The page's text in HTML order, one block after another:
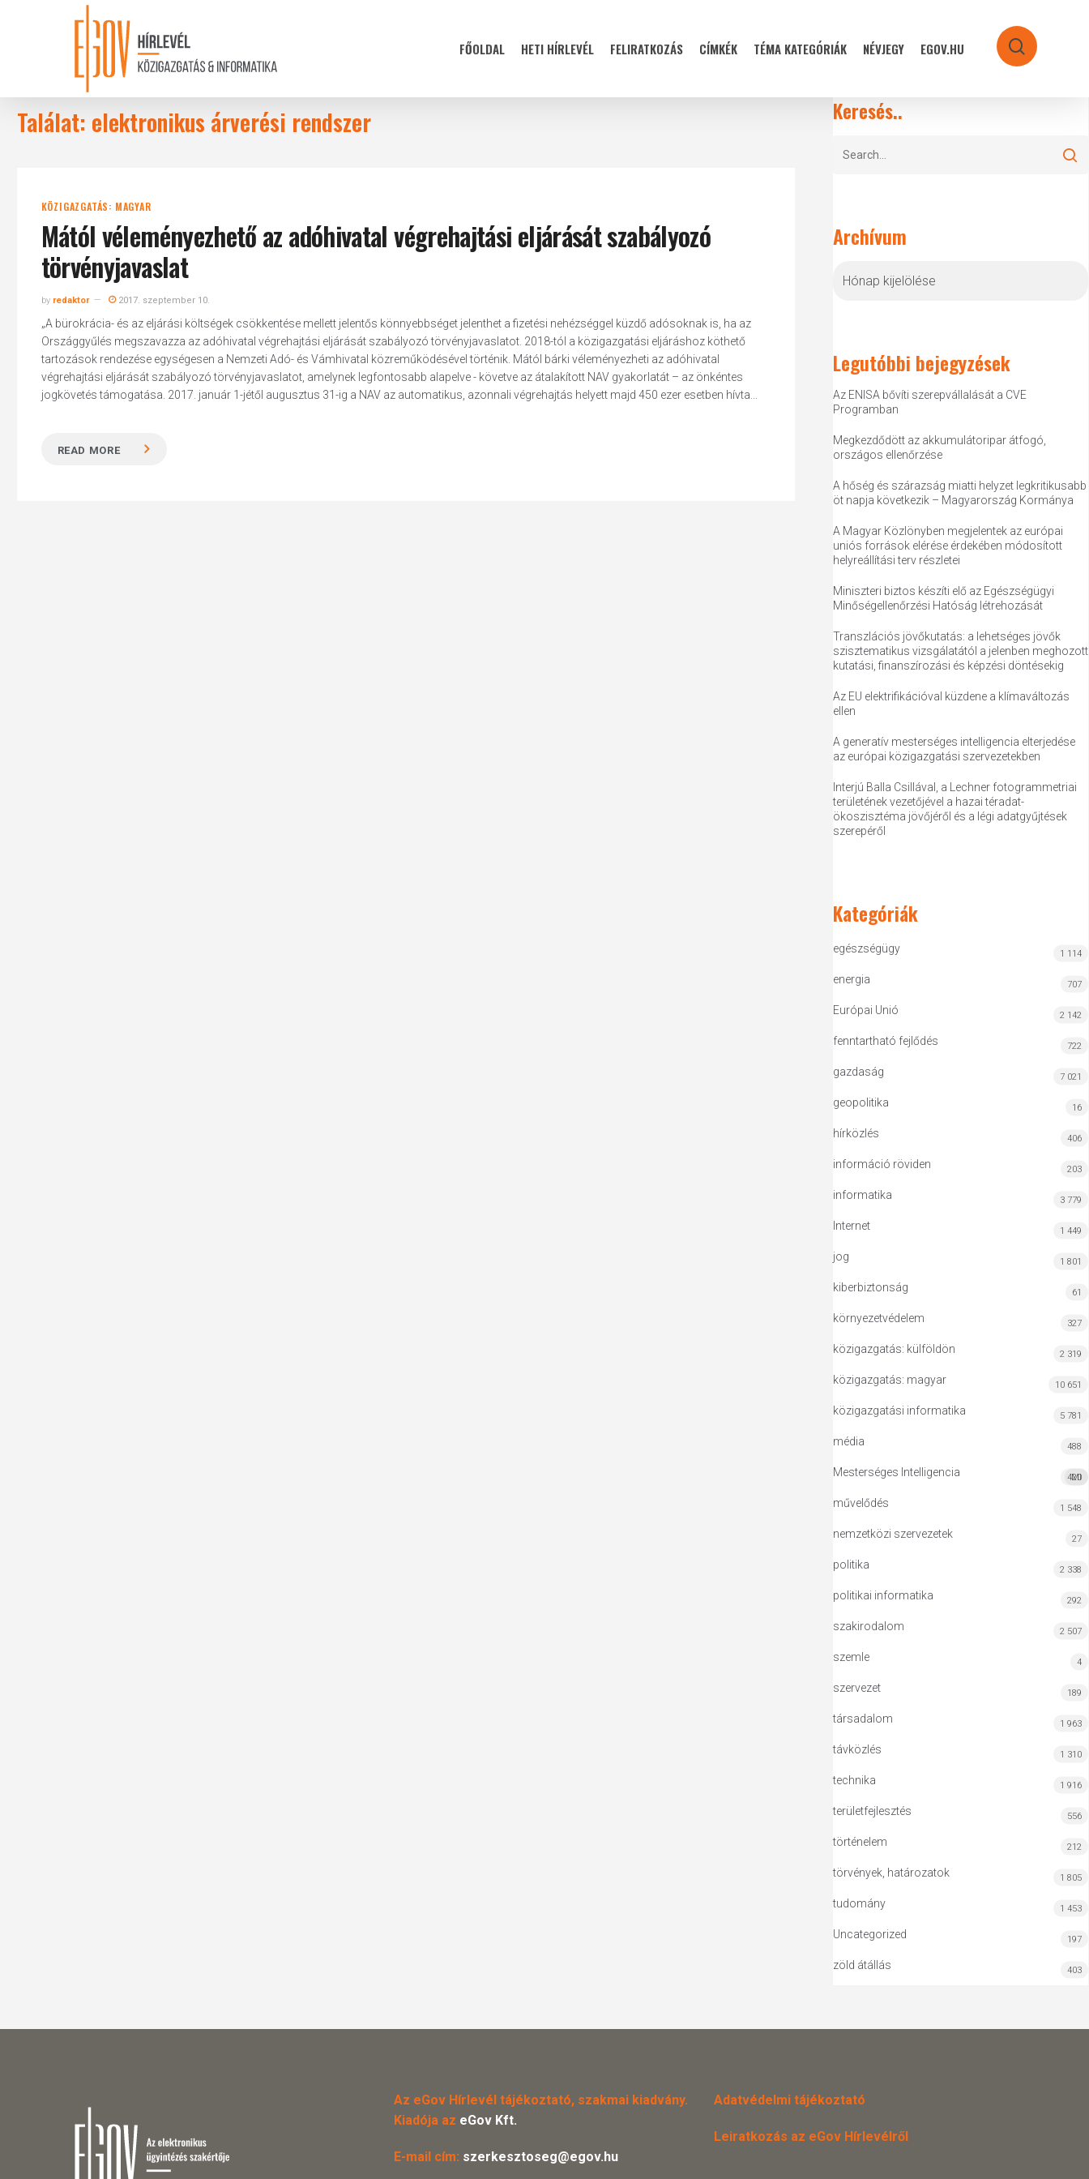
Hit enter to search or ESC to close
FŐOLDAL HETI HÍRLEVÉL FELIRATKOZÁS CÍMKÉK TÉMA KATEGÓRIÁK NÉVJEGY EGOV.HU search
Találat: elektronikus árverési rendszer
KÖZIGAZGATÁS: MAGYAR
Mától véleményezhető az adóhivatal végrehajtási eljárását szabályozó
törvényjavaslat
by redaktor 2017. szeptember 10.
„A bürokrácia- és az eljárási költségek csökkentése mellett jelentős könnyebbséget jelenthet a fizetési nehézséggel küzdő adósoknak is, ha az
Országgyűlés megszavazza az adóhivatal végrehajtási eljárását szabályozó törvényjavaslatot. 2018-tól a közigazgatási eljáráshoz köthető
tartozások rendezése egységesen a Nemzeti Adó- és Vámhivatal közreműködésével történik. Mától bárki véleményezheti az adóhivatal
végrehajtási eljárását szabályozó törvényjavaslatot, amelynek legfontosabb alapelve - követve az átalakított NAV gyakorlatát – az önkéntes
jogkövetés támogatása. 2017. január 1-jétől augusztus 31-ig a NAV az automatikus, azonnali végrehajtás helyett majd 450 ezer esetben hívta...
READ MORE
Keresés..
Archívum
Legutóbbi bejegyzések
Az ENISA bővíti szerepvállalását a CVE
Programban
Megkezdődött az akkumulátoripar átfogó,
országos ellenőrzése
A hőség és szárazság miatti helyzet legkritikusabb
öt napja következik – Magyarország Kormánya
A Magyar Közlönyben megjelentek az európai
uniós források elérése érdekében módosított
helyreállítási terv részletei
Miniszteri biztos készíti elő az Egészségügyi
Minőségellenőrzési Hatóság létrehozását
Transzlációs jövőkutatás: a lehetséges jövők
szisztematikus vizsgálatától a jelenben meghozott
kutatási, finanszírozási és képzési döntésekig
Az EU elektrifikációval küzdene a klímaváltozás
ellen
A generatív mesterséges intelligencia elterjedése
az európai közigazgatási szervezetekben
Interjú Balla Csillával, a Lechner fotogrammetriai
területének vezetőjével a hazai téradat-
ökoszisztéma jövőjéről és a légi adatgyűjtések
szerepéről
Kategóriák
egészségügy 1 114
energia 707
Európai Unió 2 142
fenntartható fejlődés 722
gazdaság 7 021
geopolitika 16
hírközlés 406
információ röviden 203
informatika 3 779
Internet 1 449
jog 1 801
kiberbiztonság 61
környezetvédelem 327
közigazgatás: külföldön 2 319
közigazgatás: magyar 10 651
közigazgatási informatika 5 781
média 488
Mesterséges Intelligencia MI
420
művelődés 1 548
nemzetközi szervezetek 27
politika 2 338
politikai informatika 292
szakirodalom 2 507
szemle 4
szervezet 189
társadalom 1 963
távközlés 1 310
technika 1 916
területfejlesztés 556
történelem 212
törvények, határozatok 1 805
tudomány 1 453
Uncategorized 197
zöld átállás 403
Az eGov Hírlevél tájékoztató, szakmai kiadvány.
Kiadója az eGov Kft.
E-mail cím: szerkesztoseg@egov.hu
Adatvédelmi tájékoztató
Leiratkozás az eGov Hírlevélről